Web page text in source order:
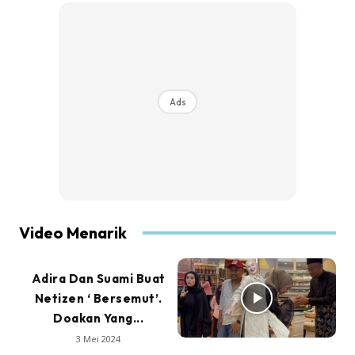
Ads
Video Menarik
Adira Dan Suami Buat
Netizen ‘ Bersemut’.
Doakan Yang...
3 Mei 2024